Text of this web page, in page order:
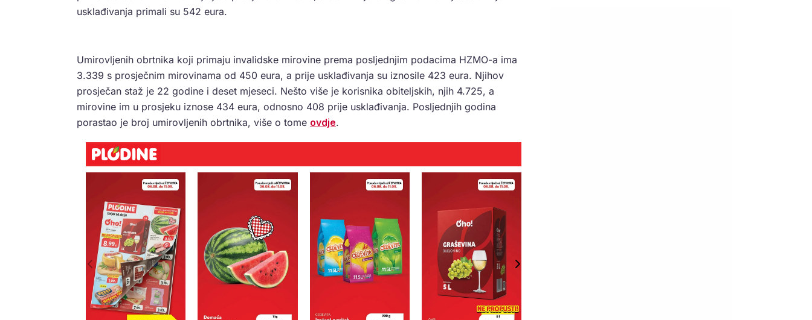
usklađivanja primali su 542 eura.
Umirovljenih obrtnika koji primaju invalidske mirovine prema posljednjim podacima HZMO-a ima
3.339 s prosječnim mirovinama od 450 eura, a prije usklađivanja su iznosile 423 eura. Njihov
prosječan staž je 22 godine i deset mjeseci. Nešto više je korisnika obiteljskih, njih 4.725, a
mirovine im u prosjeku iznose 434 eura, odnosno 408 prije usklađivanja. Posljednjih godina
porastao je broj umirovljenih obrtnika, više o tome ovdje.